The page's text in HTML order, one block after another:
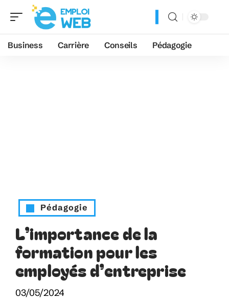
Business Carrière Conseils Pédagogie
Pédagogie
L’importance de la
formation pour les
employés d’entreprise
03/05/2024